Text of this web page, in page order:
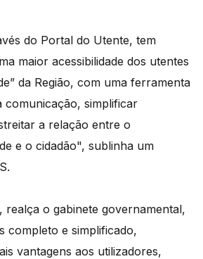
do Portal do Utente, tem
maior acessibilidade dos utentes
da Região, com uma ferramenta
simplificar
a relação entre o
e o cidadão", sublinha um
realça o gabinete governamental,
completo e simplificado,
vantagens aos utilizadores,